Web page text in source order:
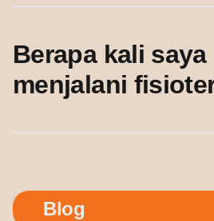
Berapa kali
menjalani
Blog